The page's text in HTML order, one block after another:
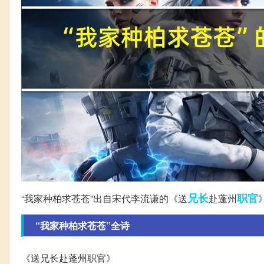
“我家种柏求苍苍”出自宋代李流谦的《送兄长赴蓬州职官
“我家种柏求苍苍”全诗
《送兄长赴蓬州职官》